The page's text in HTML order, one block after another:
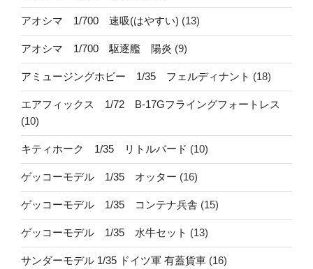
アオシマ 1/700 速吸(はやすい) (13)
アオシマ 1/700 駆逐艦 陽炎 (9)
アミュージングホビー 1/35 フェルディナント (18)
エアフィックス 1/72 B-17Gフライングフォートレス
(10)
キティホーク 1/35 リトルバード (10)
ゲッコーモデル 1/35 オッター (16)
ゲッコーモデル 1/35 コンテナ兵舎 (15)
ゲッコーモデル 1/35 水牛セット (13)
サンダーモデル 1/35 ドイツ軍 有蓋貨車 (16)